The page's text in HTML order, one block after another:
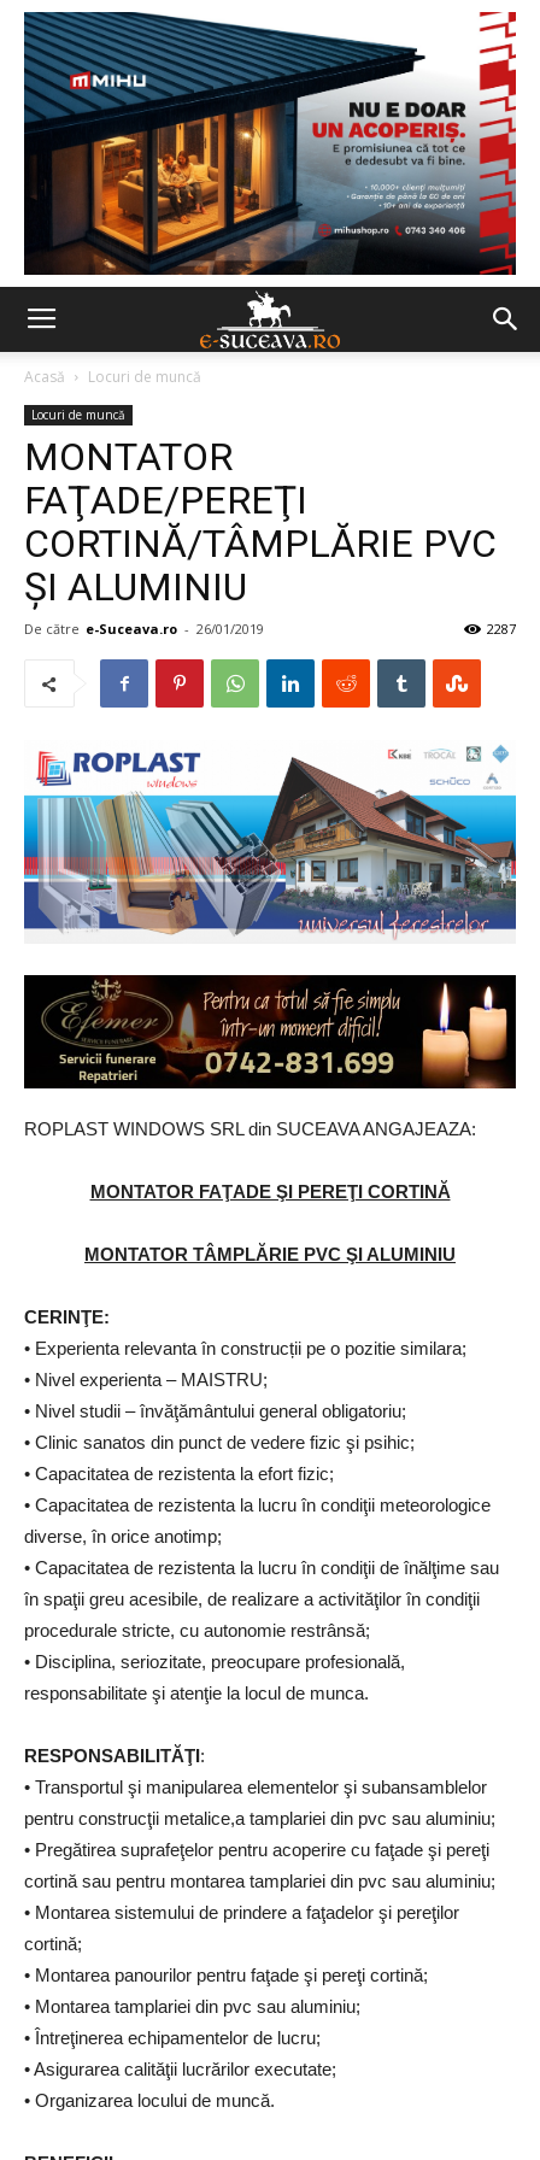
Acasă Locuri de muncă
Locuri de muncă
MONTATOR
FAŢADE/PEREŢI
CORTINĂ/TÂMPLĂRIE PVC
ŞI ALUMINIU
De către e-Suceava.ro - 26/01/2019 2287
ROPLAST WINDOWS SRL din SUCEAVA ANGAJEAZA:
MONTATOR FAŢADE ŞI PEREŢI CORTINĂ
MONTATOR TÂMPLĂRIE PVC ŞI ALUMINIU
CERINŢE:
• Experienta relevanta în construcții pe o pozitie similara;
• Nivel experienta – MAISTRU;
• Nivel studii – învăţământului general obligatoriu;
• Clinic sanatos din punct de vedere fizic şi psihic;
• Capacitatea de rezistenta la efort fizic;
• Capacitatea de rezistenta la lucru în condiţii meteorologice
diverse, în orice anotimp;
• Capacitatea de rezistenta la lucru în condiţii de înălţime sau
în spaţii greu acesibile, de realizare a activităţilor în condiţii
procedurale stricte, cu autonomie restrânsă;
• Disciplina, seriozitate, preocupare profesională,
responsabilitate şi atenţie la locul de munca.
RESPONSABILITĂŢI:
• Transportul şi manipularea elementelor şi subansamblelor
pentru construcţii metalice,a tamplariei din pvc sau aluminiu;
• Pregătirea suprafeţelor pentru acoperire cu faţade şi pereţi
cortină sau pentru montarea tamplariei din pvc sau aluminiu;
• Montarea sistemului de prindere a faţadelor şi pereţilor
cortină;
• Montarea panourilor pentru faţade şi pereţi cortină;
• Montarea tamplariei din pvc sau aluminiu;
• Întreţinerea echipamentelor de lucru;
• Asigurarea calităţii lucrărilor executate;
• Organizarea locului de muncă.